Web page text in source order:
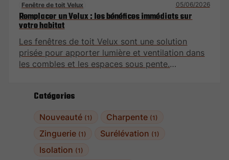
Catégories
Nouveauté (1) Charpente (1)
Zinguerie (1) Surélévation (1)
Isolation (1)
Fenêtre de toit Velux 05/06/2026
Remplacer un Velux : les bénéfices immédiats sur
votre habitat
Les fenêtres de toit Velux sont une solution
prisée pour apporter lumière et ventilation dans
les combles et les espaces sous pente.
d’étanchéité, d’isolation et de confort. Remplacer
nombreux avantages immédiats pour votre
habitat. Cet article explore les bénéfices liés à
aspects.